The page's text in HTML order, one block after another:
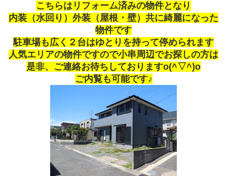
こちらはリフォーム済みの物件となり
内装（水回り）外装（屋根・壁）共に綺麗になった
物件です
駐車場も広く２台はゆとりを持って停められます
人気エリアの物件ですので小串周辺でお探しの方は
是非、ご連絡お待ちしておりますo(^▽^)o
ご内覧も可能です♪